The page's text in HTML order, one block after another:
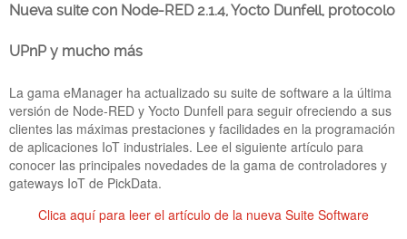
Nueva suite con Node-RED 2.1.4, Yocto Dunfell, protocolo
UPnP y mucho más
La gama eManager ha actualizado su suite de software a la última
versión de Node-RED y Yocto Dunfell para seguir ofreciendo a sus
clientes las máximas prestaciones y facilidades en la programación
de aplicaciones IoT industriales. Lee el siguiente artículo para
conocer las principales novedades de la gama de controladores y
gateways IoT de PickData.
Clica aquí para leer el artículo de la nueva Suite Software
INDUSTRIALES PARA ADQUISICIÓN,
DATOS DISPONIBLES EN EMANAGER
30 Mayo 2022
La solución eManager ha nacido para ser el controlador IoT
industrial referencia para los profesionales del software.
Desarrolladores que buscan un hardware versátil multi-
protocolo donde puedan implementar sus proyectos de forma
cómoda y ágil. Hoy presentamos el Top 8 softwares para
adquisición, visualización y almacenamiento en BBDD